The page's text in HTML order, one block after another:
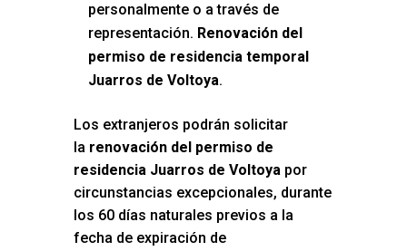
personalmente o a través de
representación. Renovación del
permiso de residencia temporal
Juarros de Voltoya.
Los extranjeros podrán solicitar
la renovación del permiso de
residencia Juarros de Voltoyapor
circunstancias excepcionales, durante
los 60 días naturales previos a la
fecha de expiración de